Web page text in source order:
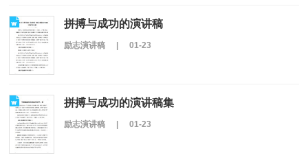
拼搏与成功的演讲稿
励志演讲稿 01-23
拼搏与成功的演讲稿集
励志演讲稿 01-23